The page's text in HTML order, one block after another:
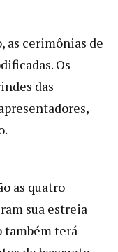
as cerimônias de
Os
das
as quatro
sua estreia
também terá